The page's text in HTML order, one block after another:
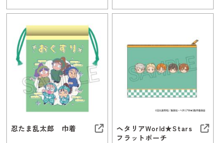
忍たま乱太郎 巾着
ヘタリアWorld★Stars
フラットポーチ